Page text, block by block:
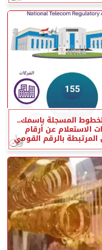
المسجلة باسمك..
الاستعلام عن أرقام
المرتبطة بالرقم القومي